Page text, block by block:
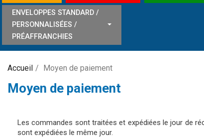
ENVELOPPES STANDARD /
PERSONNALISÉES /
PRÉAFFRANCHIES
Accueil Moyen de paiement
Moyen de paiement
Les commandes sont traitées et expédiées le jour de
sont expédiées le même jour.